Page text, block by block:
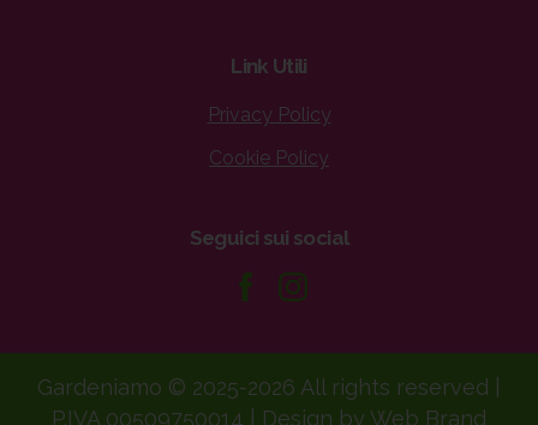
Link Utili
Privacy Policy
Cookie Policy
Seguici sui social
Gardeniamo © 2025-2026 All rights reserved |
P.IVA 00509750014 | Design by Web Brand